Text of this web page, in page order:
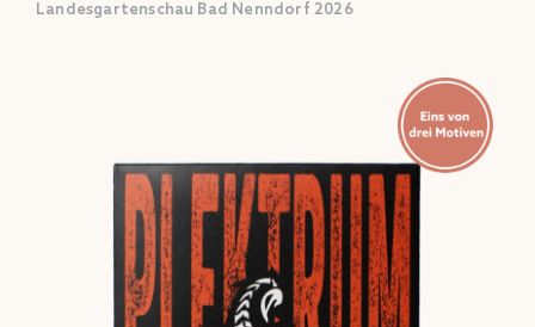
Landesgartenschau Bad Nenndorf 2026